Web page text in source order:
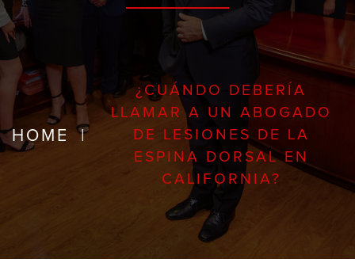
HOME |
¿CUÁNDO DEBERÍA
LLAMAR A UN ABOGADO
DE LESIONES DE LA
ESPINA DORSAL EN
CALIFORNIA?